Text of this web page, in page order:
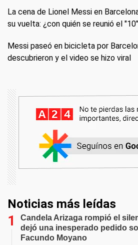
La cena de Lionel Messi en
su vuelta: ¿con quién se reunió el
Messi paseó en bicicleta por
descubrieron y el video se hizo viral
Noticias más leídas
Candela Arizaga rompió el
dejó una inesperado pedido
Facundo Moyano